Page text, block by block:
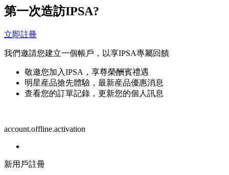
第一次造訪IPSA?
立即註冊
我們邀請您建立一個帳戶，以享IPSA專屬回饋
敬邀您加入IPSA，享尊榮酬賓禮遇
明星産品搶先體驗，最新産品優惠消息
查看您的訂單記錄，更新您的個人訊息
account.offline.activation
新用戶註冊